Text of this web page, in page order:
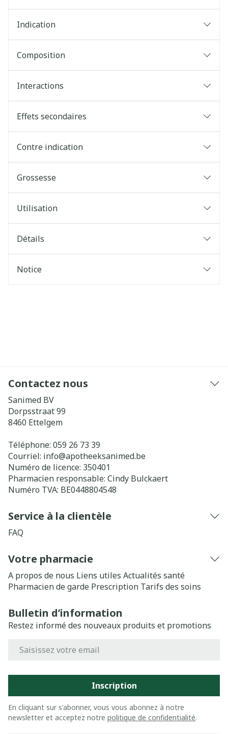
Indication
Composition
Interactions
Effets secondaires
Contre indication
Grossesse
Utilisation
Détails
Notice
Contactez nous
Sanimed BV
Dorpsstraat 99
8460 Ettelgem
Téléphone: 059 26 73 39
Courriel: info@apotheeksanimed.be
Numéro de licence: 350401
Pharmacien responsable: Cindy Bulckaert
Numéro TVA: BE0448804548
Service à la clientèle
FAQ
Votre pharmacie
A propos de nous Liens utiles Actualités santé
Pharmacien de garde Prescription Tarifs des soins
Bulletin d’information
Restez informé des nouveaux produits et promotions
Inscription
En cliquant sur s'abonner, vous vous abonnez à notre
newsletter et acceptez notre politique de confidentialité.